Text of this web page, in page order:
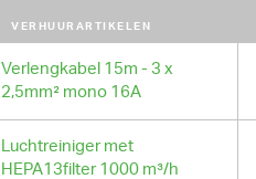
VERHUURARTIKELEN
Verlengkabel 15m - 3 x
2,5mm² mono 16A
Luchtreiniger met
HEPA13filter 1000 m³/h